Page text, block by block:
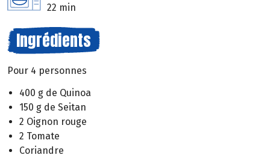
22 min
Ingrédients
Pour 4 personnes
400 g de Quinoa
150 g de Seitan
2 Oignon rouge
2 Tomate
Coriandre